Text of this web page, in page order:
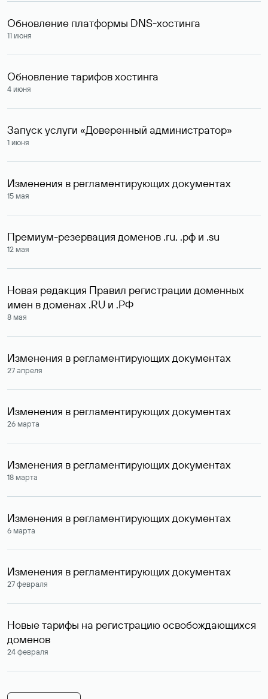
11 июня
Обновление платформы DNS-хостинга
4 июня
Обновление тарифов хостинга
1 июня
Запуск услуги «Доверенный администратор»
15 мая
Изменения в регламентирующих документах
12 мая
Премиум-резервация доменов .ru, .рф и .su
8 мая
Новая редакция Правил регистрации доменных
имен в доменах .RU и .РФ
27 апреля
Изменения в регламентирующих документах
26 марта
Изменения в регламентирующих документах
18 марта
Изменения в регламентирующих документах
6 марта
Изменения в регламентирующих документах
27 февраля
Изменения в регламентирующих документах
24 февраля
Новые тарифы на регистрацию освобождающихся
доменов